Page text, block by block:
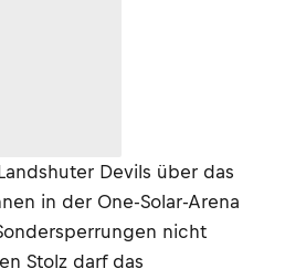
Devils über das
in der One-Solar-Arena
nicht
Stolz darf das